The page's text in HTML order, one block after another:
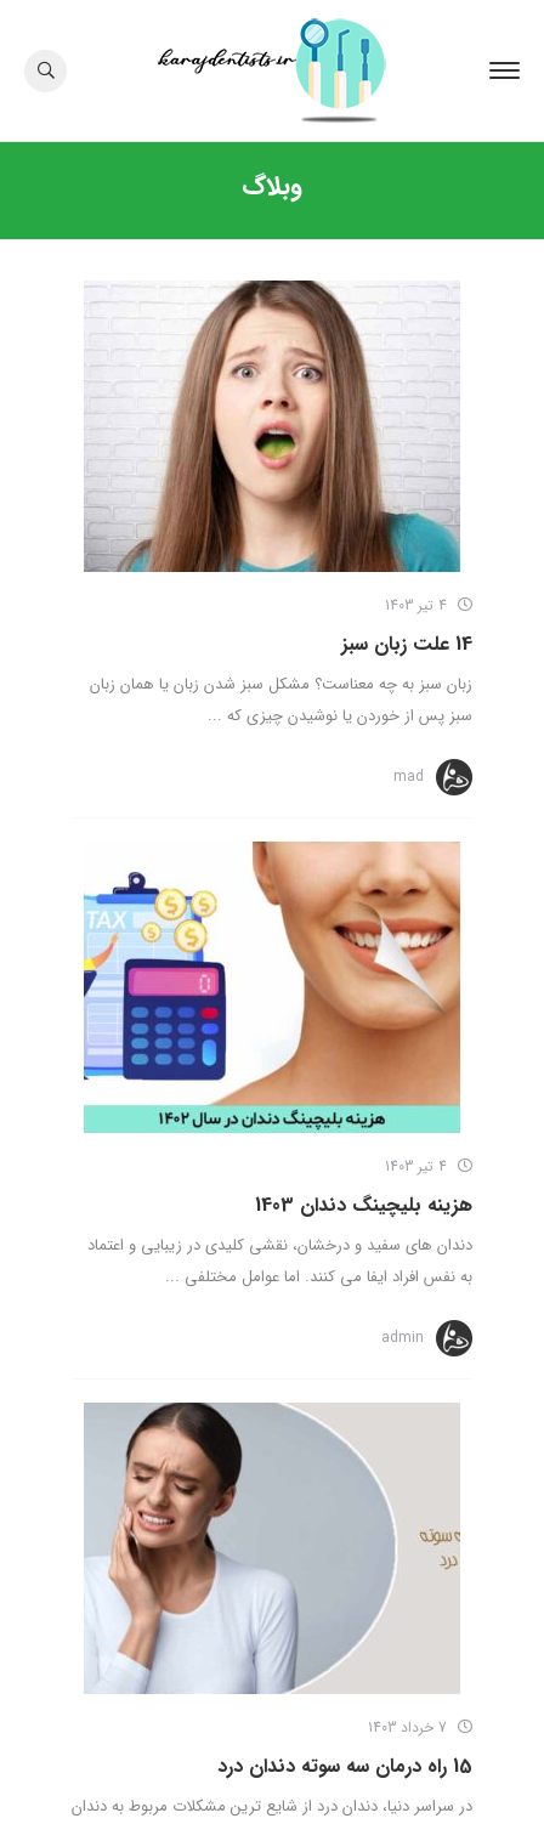
وبلاگ
14 علت زبان سبز
زبان سبز به چه معناست؟ مشکل سبز شدن زبان یا همان زبان
سبز پس از خوردن یا نوشیدن چیزی که ...
mad
هزینه بلیچینگ دندان 1403
دندان های سفید و درخشان، نقشی کلیدی در زیبایی و اعتماد
به نفس افراد ایفا می کنند. اما عوامل مختلفی ...
admin
15 راه درمان سه سوته دندان درد
در سراسر دنیا، دندان درد از شایع ترین مشکلات مربوط به دندان